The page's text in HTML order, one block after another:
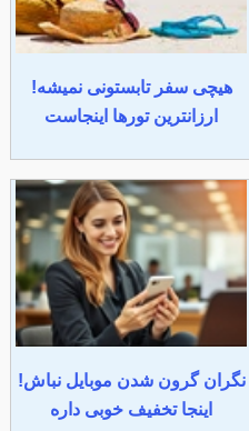
هیچی سفر تابستونی نمیشه!
ارزانترین تورها اینجاست
نگران گرون شدن موبایل نباش!
اینجا تخفیف خوبی داره